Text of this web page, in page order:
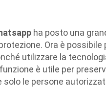
ha posto una
Ora è possibile
utilizzare la
è utile per
le persone